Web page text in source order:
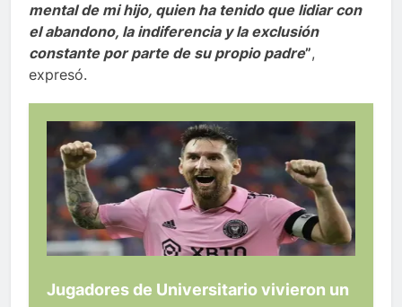
mental de mi hijo, quien ha tenido que lidiar con
el abandono, la indiferencia y la exclusión
constante por parte de su propio padre”,
expresó.
Jugadores de Universitario vivieron un